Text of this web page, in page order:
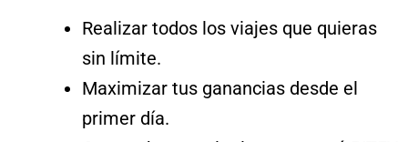
Realizar todos los viajes que quieras
sin límite.
Maximizar tus ganancias desde el
primer día.